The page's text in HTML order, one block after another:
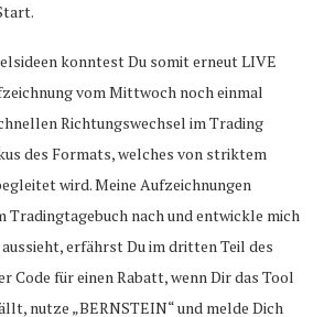
konntest Du somit erneut LIVE
vom Mittwoch noch einmal
Richtungswechsel im Trading
des Formats, welches von striktem
wird. Meine Aufzeichnungen
Tradingtagebuch nach und entwickle mich
erfährst Du im dritten Teil des
Code für einen Rabatt, wenn Dir das Tool
nutze „BERNSTEIN“ und melde Dich